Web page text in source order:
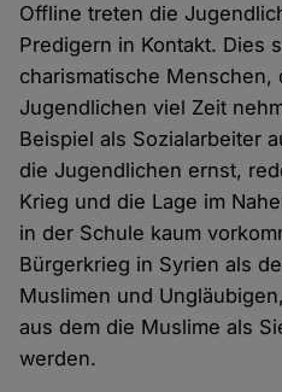
Offline treten die
Predigern in Kontakt. Dies
charismatische Menschen,
Jugendlichen viel Zeit
Beispiel als Sozialarbeiter
die Jugendlichen ernst,
Krieg und die Lage im
in der Schule kaum
Bürgerkrieg in Syrien als
Muslimen und
aus dem die Muslime als
werden.